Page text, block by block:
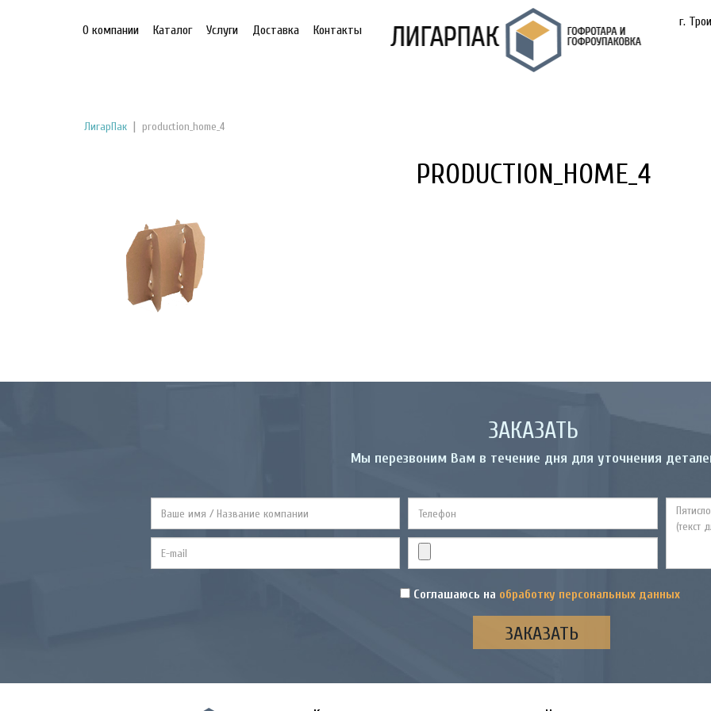
О компании Каталог Услуги Доставка Контакты
г.
ЛигарПак | production_home_4
PRODUCTION_HOME_4
ЗАКАЗАТЬ
Мы перезвоним Вам в течение дня для уточнения
Соглашаюсь на обработку персональных данных